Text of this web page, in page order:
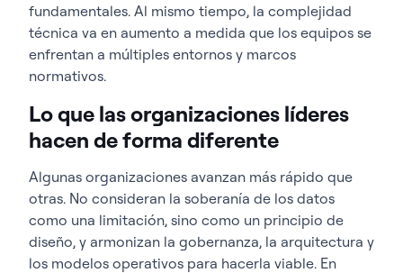
fundamentales. Al mismo tiempo, la complejidad
técnica va en aumento a medida que los equipos se
enfrentan a múltiples entornos y marcos
normativos.
Lo que las organizaciones líderes
hacen de forma diferente
Algunas organizaciones avanzan más rápido que
otras. No consideran la soberanía de los datos
como una limitación, sino como un principio de
diseño, y armonizan la gobernanza, la arquitectura y
los modelos operativos para hacerla viable. En